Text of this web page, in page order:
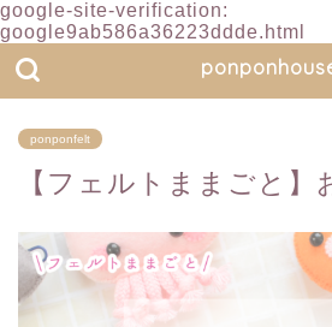
google-site-verification:
google9ab586a36223ddde.html
ponponfelt
【フェルトままごと】